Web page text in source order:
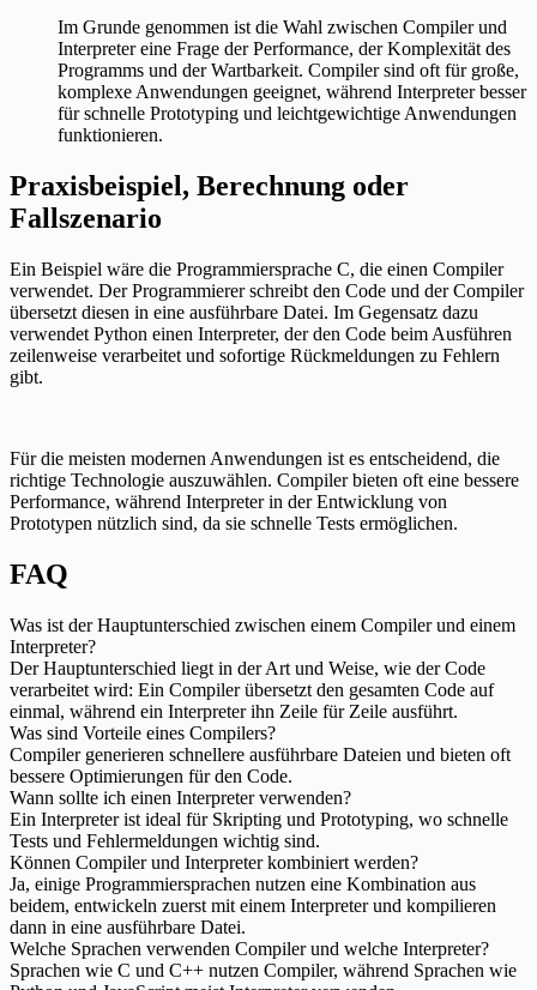
Im Grunde genommen ist die Wahl zwischen Compiler und
Interpreter eine Frage der Performance, der Komplexität des
Programms und der Wartbarkeit. Compiler sind oft für große,
komplexe Anwendungen geeignet, während Interpreter besser
für schnelle Prototyping und leichtgewichtige Anwendungen
funktionieren.
Praxisbeispiel, Berechnung oder
Fallszenario
Ein Beispiel wäre die Programmiersprache C, die einen Compiler
verwendet. Der Programmierer schreibt den Code und der Compiler
übersetzt diesen in eine ausführbare Datei. Im Gegensatz dazu
verwendet Python einen Interpreter, der den Code beim Ausführen
zeilenweise verarbeitet und sofortige Rückmeldungen zu Fehlern
gibt.
Für die meisten modernen Anwendungen ist es entscheidend, die
richtige Technologie auszuwählen. Compiler bieten oft eine bessere
Performance, während Interpreter in der Entwicklung von
Prototypen nützlich sind, da sie schnelle Tests ermöglichen.
FAQ
Was ist der Hauptunterschied zwischen einem Compiler und einem
Interpreter?
Der Hauptunterschied liegt in der Art und Weise, wie der Code
verarbeitet wird: Ein Compiler übersetzt den gesamten Code auf
einmal, während ein Interpreter ihn Zeile für Zeile ausführt.
Was sind Vorteile eines Compilers?
Compiler generieren schnellere ausführbare Dateien und bieten oft
bessere Optimierungen für den Code.
Wann sollte ich einen Interpreter verwenden?
Ein Interpreter ist ideal für Skripting und Prototyping, wo schnelle
Tests und Fehlermeldungen wichtig sind.
Können Compiler und Interpreter kombiniert werden?
Ja, einige Programmiersprachen nutzen eine Kombination aus
beidem, entwickeln zuerst mit einem Interpreter und kompilieren
dann in eine ausführbare Datei.
Welche Sprachen verwenden Compiler und welche Interpreter?
Sprachen wie C und C++ nutzen Compiler, während Sprachen wie